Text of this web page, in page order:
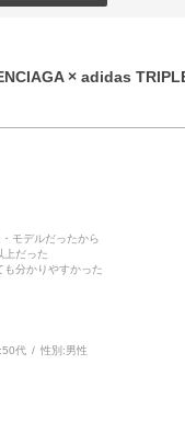
× adidas
モデルだったから
だった
分かりやすかった
50代 性別:男性